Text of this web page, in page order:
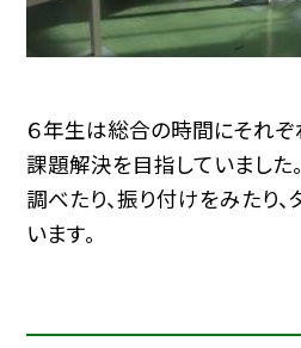
６年生は総合の時間にそれ
課題解決を目指していました
調べたり、振り付けをみたり
います。